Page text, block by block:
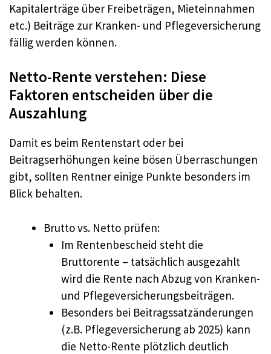
Kapitalerträge über Freibeträgen, Mieteinnahmen
etc.) Beiträge zur Kranken- und Pflegeversicherung
fällig werden können.
Netto-Rente verstehen: Diese
Faktoren entscheiden über die
Auszahlung
Damit es beim Rentenstart oder bei
Beitragserhöhungen keine bösen Überraschungen
gibt, sollten Rentner einige Punkte besonders im
Blick behalten.
Brutto vs. Netto prüfen:
Im Rentenbescheid steht die
Bruttorente – tatsächlich ausgezahlt
wird die Rente nach Abzug von Kranken-
und Pflegeversicherungsbeiträgen.
Besonders bei Beitragssatzänderungen
(z.B. Pflegeversicherung ab 2025) kann
die Netto-Rente plötzlich deutlich